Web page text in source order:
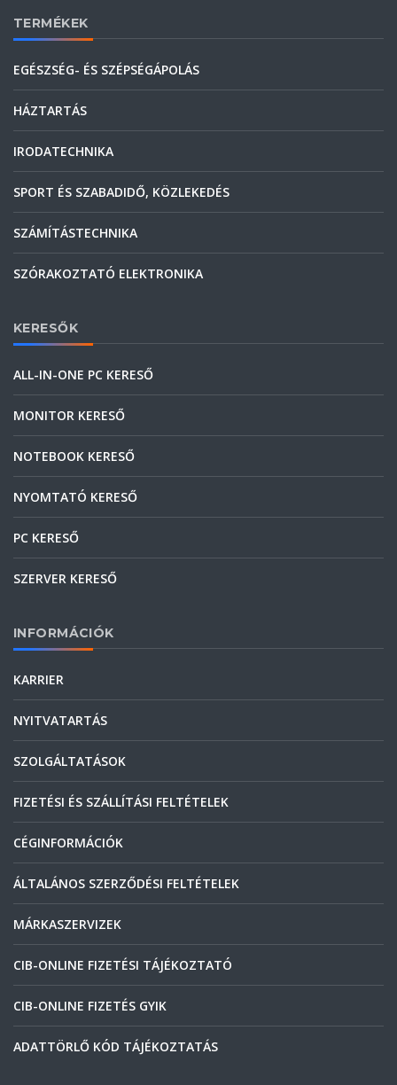
TERMÉKEK
EGÉSZSÉG- ÉS SZÉPSÉGÁPOLÁS
HÁZTARTÁS
IRODATECHNIKA
SPORT ÉS SZABADIDŐ, KÖZLEKEDÉS
SZÁMÍTÁSTECHNIKA
SZÓRAKOZTATÓ ELEKTRONIKA
KERESŐK
ALL-IN-ONE PC KERESŐ
MONITOR KERESŐ
NOTEBOOK KERESŐ
NYOMTATÓ KERESŐ
PC KERESŐ
SZERVER KERESŐ
INFORMÁCIÓK
KARRIER
NYITVATARTÁS
SZOLGÁLTATÁSOK
FIZETÉSI ÉS SZÁLLÍTÁSI FELTÉTELEK
CÉGINFORMÁCIÓK
ÁLTALÁNOS SZERZŐDÉSI FELTÉTELEK
MÁRKASZERVIZEK
CIB-ONLINE FIZETÉSI TÁJÉKOZTATÓ
CIB-ONLINE FIZETÉS GYIK
ADATTÖRLŐ KÓD TÁJÉKOZTATÁS